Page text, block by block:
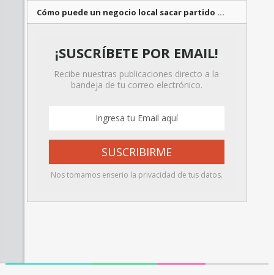
Cómo puede un negocio local sacar partido …
¡SUSCRÍBETE POR EMAIL!
Recibe nuestras publicaciones directo a la
bandeja de tu correo electrónico.
Nos tomamos enserio la privacidad de tus datos.